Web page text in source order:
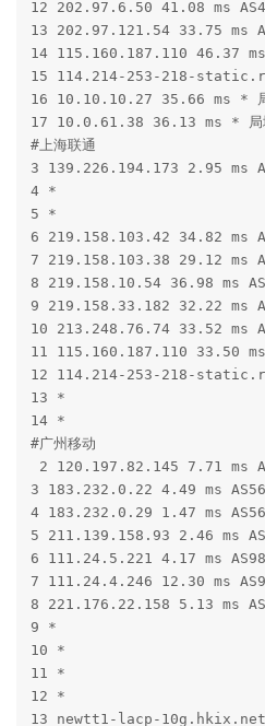
12 202.97.6.50 41.08 ms
13 202.97.121.54 33.75 ms
14 115.160.187.110 46.37
15 114.214-253-218-
16 10.10.10.27 35.66 ms *
17 10.0.61.38 36.13 ms * 局
#上海联通
3 139.226.194.173 2.95 ms
4 *
5 *
6 219.158.103.42 34.82 ms
7 219.158.103.38 29.12 ms
8 219.158.10.54 36.98 ms
9 219.158.33.182 32.22 ms
10 213.248.76.74 33.52 ms
11 115.160.187.110 33.50
12 114.214-253-218-
13 *
14 *
#广州移动
2 120.197.82.145 7.71 ms
3 183.232.0.22 4.49 ms
4 183.232.0.29 1.47 ms
5 211.139.158.93 2.46 ms
6 111.24.5.221 4.17 ms
7 111.24.4.246 12.30 ms
8 221.176.22.158 5.13 ms
9 *
10 *
11 *
12 *
13 newtt1-lacp-